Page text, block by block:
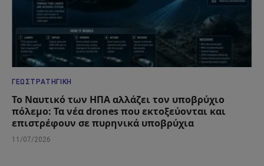
ΓΕΩΣΤΡΑΤΗΓΙΚΉ
Το Ναυτικό των ΗΠΑ αλλάζει τον υποβρύχιο
πόλεμο: Τα νέα drones που εκτοξεύονται και
επιστρέφουν σε πυρηνικά υποβρύχια
11/07/2026